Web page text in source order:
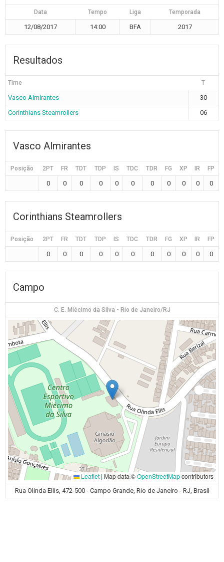
Data Tempo Liga Temporada
12/08/2017 14:00 BFA 2017
Resultados
Time T
Vasco Almirantes
30
Corinthians Steamrollers
06
Vasco Almirantes
Posição 2PT FR TDT TDP IS TDC TDR FG XP IR FP
0 0 0 0 0 0 0 0 0 0 0
Corinthians Steamrollers
Posição 2PT FR TDT TDP IS TDC TDR FG XP IR FP
0 0 0 0 0 0 0 0 0 0 0
Campo
C. E. Miécimo da Silva - Rio de Janeiro/RJ
Leaflet | Map data ©OpenStreetMapcontributors
Rua Olinda Ellis, 472-500 - Campo Grande, Rio de Janeiro - RJ, Brasil